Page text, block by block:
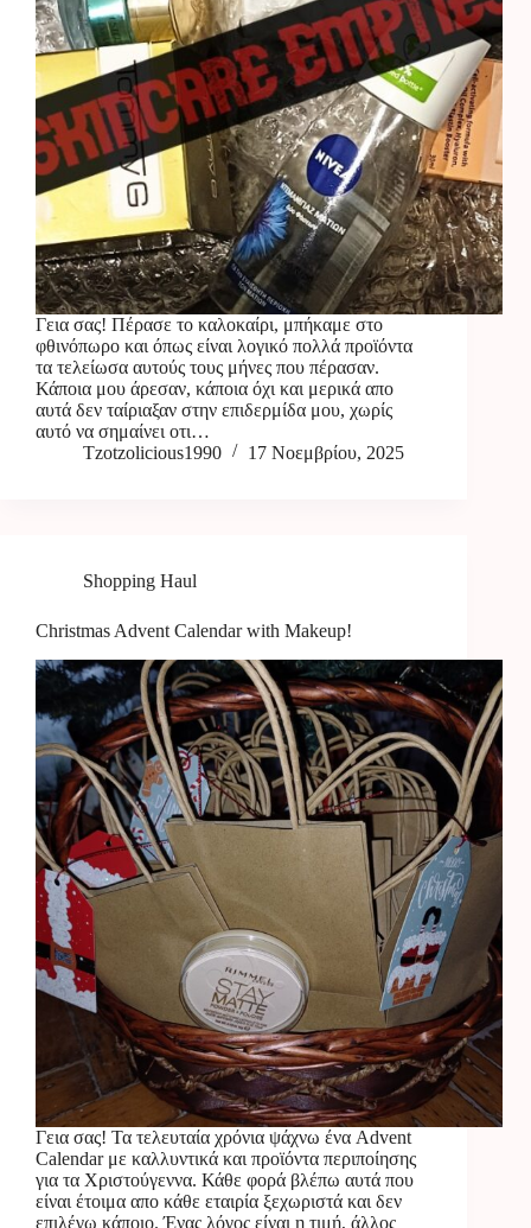
Γεια σας! Πέρασε το καλοκαίρι, μπήκαμε στο
φθινόπωρο και όπως είναι λογικό πολλά προϊόντα
τα τελείωσα αυτούς τους μήνες που πέρασαν.
Κάποια μου άρεσαν, κάποια όχι και μερικά απο
αυτά δεν ταίριαξαν στην επιδερμίδα μου, χωρίς
αυτό να σημαίνει οτι…
Tzotzolicious1990
17 Νοεμβρίου, 2025
Shopping Haul
Christmas Advent Calendar with Makeup!
Γεια σας! Τα τελευταία χρόνια ψάχνω ένα Advent
Calendar με καλλυντικά και προϊόντα περιποίησης
για τα Χριστούγεννα. Κάθε φορά βλέπω αυτά που
είναι έτοιμα απο κάθε εταιρία ξεχωριστά και δεν
επιλέγω κάποιο. Ένας λόγος είναι η τιμή, άλλος